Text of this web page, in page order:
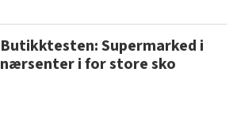
Butikktesten: Supermarked i
nærsenter i for store sko